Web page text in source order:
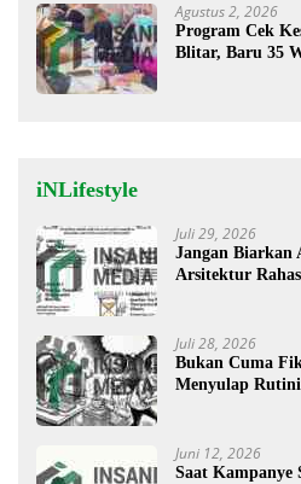
Agustus 2, 2026
Program Cek
Blitar, Baru 35
iNLifestyle
Juli 29, 2026
Jangan Biarkan
Arsitektur
Juli 28, 2026
Bukan Cuma
Menyulap
Juni 12, 2026
Saat Kampanye